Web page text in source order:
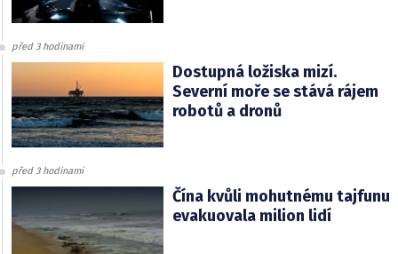
před 3 hodinami
Dostupná ložiska mizí.
Severní moře se stává rájem
robotů a dronů
před 3 hodinami
Čína kvůli mohutnému tajfunu
evakuovala milion lidí